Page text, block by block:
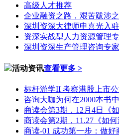
高级人才推荐
企业融资之路，艰苦跋涉
深圳资深大律师申喜光入
资深实战型人力资源管理
深圳资深生产管理咨询专
活动资讯查看更多 >
标杆游学II 考察港股上市
咨询大咖为何在2000本书
商读会第3期，12月4日《
商读会第2期，11.27《如
商读-01 成功第一步：做